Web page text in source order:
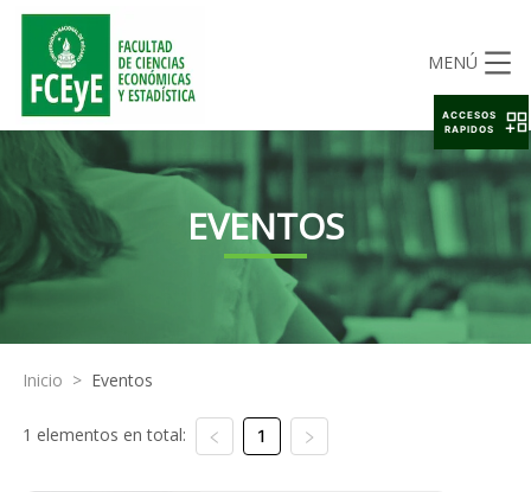
MENÚ
EVENTOS
Inicio > Eventos
1 elementos en total: 1
ACCESOS
RAPIDOS